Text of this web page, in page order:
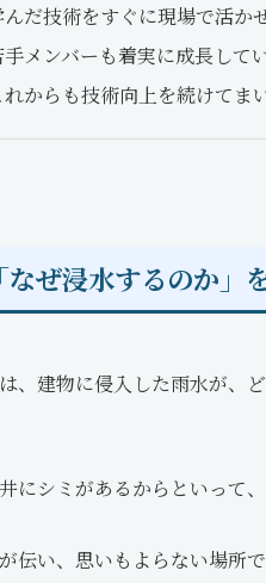
んだ技術をすぐに現場で活か
手メンバーも着実に成長して
れからも技術向上を続けてま
なぜ浸水するのか」
、建物に侵入した雨水が、
にシミがあるからといって
伝い、思いもよらない場所